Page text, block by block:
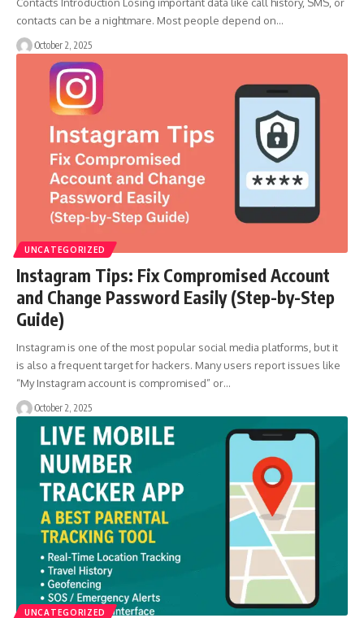
Contacts Introduction Losing important data like call history, SMS, or
contacts can be a nightmare. Most people depend on…
October 2, 2025
UNCATEGORIZED
Instagram Tips: Fix Compromised Account
and Change Password Easily (Step-by-Step
Guide)
Instagram is one of the most popular social media platforms, but it
is also a frequent target for hackers. Many users report issues like
“My Instagram account is compromised” or…
October 2, 2025
UNCATEGORIZED